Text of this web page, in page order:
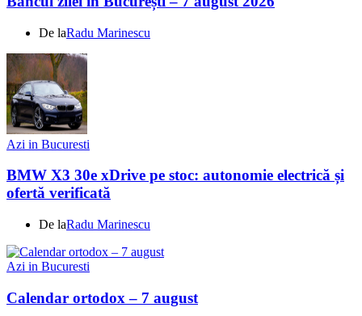
De laRadu Marinescu
Azi in Bucuresti
BMW X3 30e xDrive pe stoc: autonomie electrică și
ofertă verificată
De laRadu Marinescu
Azi in Bucuresti
Calendar ortodox – 7 august